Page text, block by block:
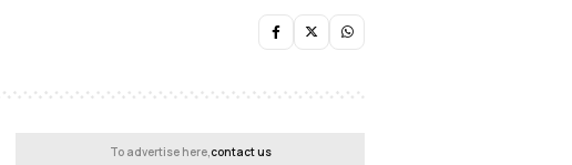
To advertise here, contact us